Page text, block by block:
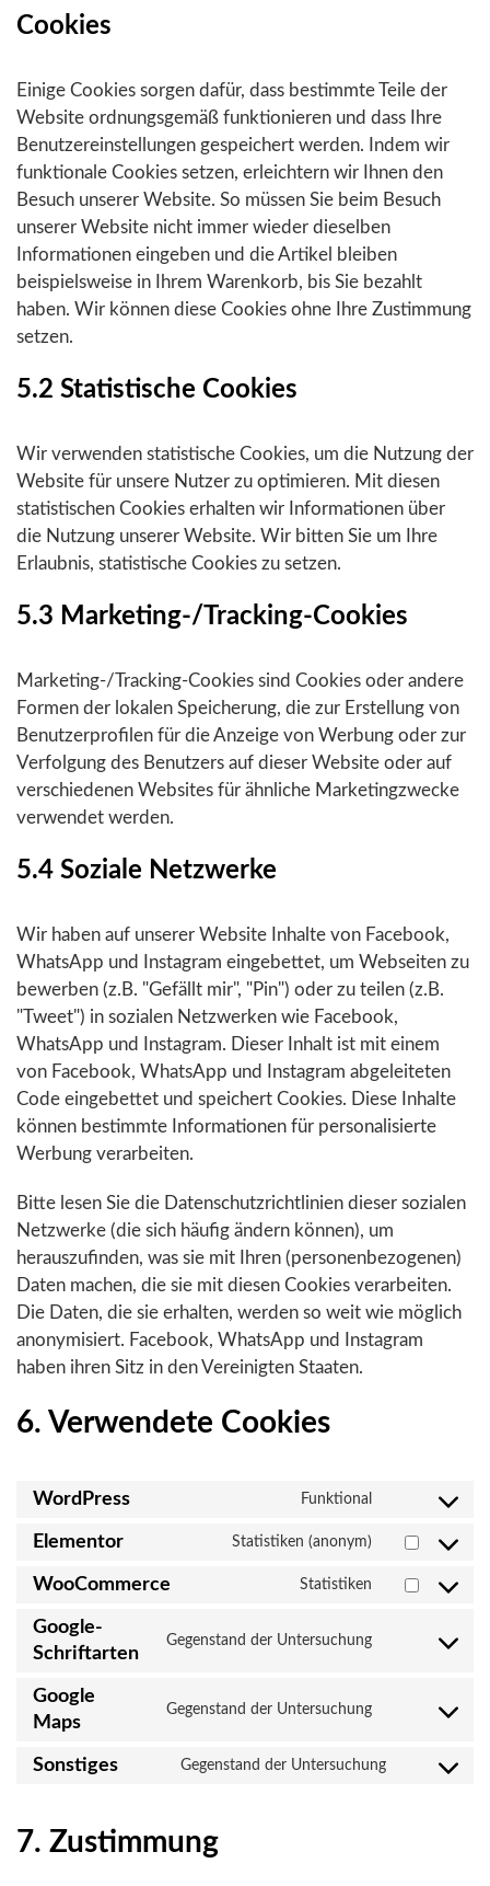
Cookies
Einige Cookies sorgen dafür, dass bestimmte Teile der
Website ordnungsgemäß funktionieren und dass Ihre
Benutzereinstellungen gespeichert werden. Indem wir
funktionale Cookies setzen, erleichtern wir Ihnen den
Besuch unserer Website. So müssen Sie beim Besuch
unserer Website nicht immer wieder dieselben
Informationen eingeben und die Artikel bleiben
beispielsweise in Ihrem Warenkorb, bis Sie bezahlt
haben. Wir können diese Cookies ohne Ihre Zustimmung
setzen.
5.2 Statistische Cookies
Wir verwenden statistische Cookies, um die Nutzung der
Website für unsere Nutzer zu optimieren. Mit diesen
statistischen Cookies erhalten wir Informationen über
die Nutzung unserer Website. Wir bitten Sie um Ihre
Erlaubnis, statistische Cookies zu setzen.
5.3 Marketing-/Tracking-Cookies
Marketing-/Tracking-Cookies sind Cookies oder andere
Formen der lokalen Speicherung, die zur Erstellung von
Benutzerprofilen für die Anzeige von Werbung oder zur
Verfolgung des Benutzers auf dieser Website oder auf
verschiedenen Websites für ähnliche Marketingzwecke
verwendet werden.
5.4 Soziale Netzwerke
Wir haben auf unserer Website Inhalte von Facebook,
WhatsApp und Instagram eingebettet, um Webseiten zu
bewerben (z.B. "Gefällt mir", "Pin") oder zu teilen (z.B.
"Tweet") in sozialen Netzwerken wie Facebook,
WhatsApp und Instagram. Dieser Inhalt ist mit einem
von Facebook, WhatsApp und Instagram abgeleiteten
Code eingebettet und speichert Cookies. Diese Inhalte
können bestimmte Informationen für personalisierte
Werbung verarbeiten.
Bitte lesen Sie die Datenschutzrichtlinien dieser sozialen
Netzwerke (die sich häufig ändern können), um
herauszufinden, was sie mit Ihren (personenbezogenen)
Daten machen, die sie mit diesen Cookies verarbeiten.
Die Daten, die sie erhalten, werden so weit wie möglich
anonymisiert. Facebook, WhatsApp und Instagram
haben ihren Sitz in den Vereinigten Staaten.
6. Verwendete Cookies
WordPress Funktional
wordpress
Elementor Statistiken (anonym)
oder
WooCommerce Statistiken
woocommerce
Google-
Schriftarten
Gegenstand der Untersuchung
google-
Google
Maps
Gegenstand der Untersuchung
google-
Sonstiges Gegenstand der Untersuchung
sonstiges
7. Zustimmung